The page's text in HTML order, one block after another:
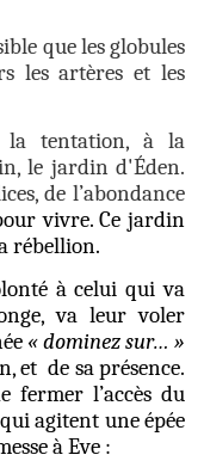
que les globules
les artères et les
la tentation, à la
le jardin d'Éden.
de l’abondance
vivre. Ce jardin
rébellion.
à celui qui va
va leur voler
« dominez sur… »
et de sa présence.
fermer l’accès du
agitent une épée
à Eve :